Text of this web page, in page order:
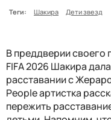
Теги:
Шакира Дети звезд
В преддверии своего
FIFA 2026 Шакира
расставании с
People артистка
пережить